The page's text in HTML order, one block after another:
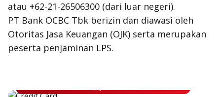
atau +62-21-26506300 (dari luar negeri).
PT Bank OCBC Tbk berizin dan diawasi oleh
Otoritas Jasa Keuangan (OJK) serta merupakan
peserta penjaminan LPS.
Apply for OCBC Credit Card